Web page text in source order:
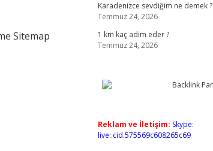
Sitemap
Karadenizce sevdiğim ne demek ?
Temmuz 24, 2026
1 km kaç adım eder ?
Temmuz 24, 2026
Reklam ve İletişim: Skype:
live:.cid.575569c608265c69